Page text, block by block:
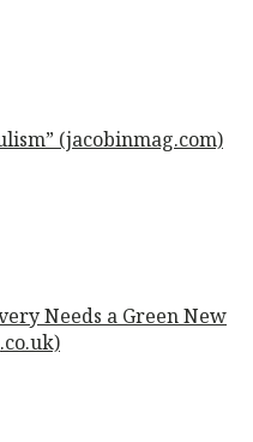
(jacobinmag.com)
Needs a Green New